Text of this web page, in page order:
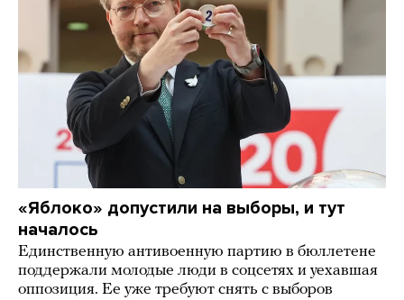
«Яблоко» допустили на выборы, и тут
началось
Единственную антивоенную партию в бюллетене
поддержали молодые люди в соцсетях и уехавшая
оппозиция. Ее уже требуют снять с выборов